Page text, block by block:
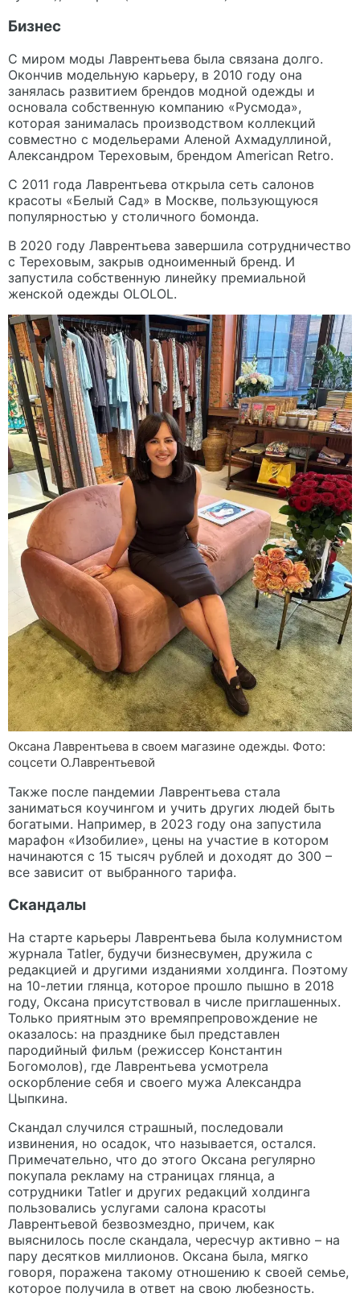
Бизнес
С миром моды Лаврентьева была связана долго.
Окончив модельную карьеру, в 2010 году она
занялась развитием брендов модной одежды и
основала собственную компанию «Русмода»,
которая занималась производством коллекций
совместно с модельерами Аленой Ахмадуллиной,
Александром Тереховым, брендом American Retro.
С 2011 года Лаврентьева открыла сеть салонов
красоты «Белый Сад» в Москве, пользующуюся
популярностью у столичного бомонда.
В 2020 году Лаврентьева завершила сотрудничество
с Тереховым, закрыв одноименный бренд. И
запустила собственную линейку премиальной
женской одежды OLOLOL.
Оксана Лаврентьева в своем магазине одежды. Фото:
соцсети О.Лаврентьевой
Также после пандемии Лаврентьева стала
заниматься коучингом и учить других людей быть
богатыми. Например, в 2023 году она запустила
марафон «Изобилие», цены на участие в котором
начинаются с 15 тысяч рублей и доходят до 300 –
все зависит от выбранного тарифа.
Скандалы
На старте карьеры Лаврентьева была колумнистом
журнала Tatler, будучи бизнесвумен, дружила с
редакцией и другими изданиями холдинга. Поэтому
на 10-летии глянца, которое прошло пышно в 2018
году, Оксана присутствовал в числе приглашенных.
Только приятным это времяпрепровождение не
оказалось: на празднике был представлен
пародийный фильм (режиссер Константин
Богомолов), где Лаврентьева усмотрела
оскорбление себя и своего мужа Александра
Цыпкина.
Скандал случился страшный, последовали
извинения, но осадок, что называется, остался.
Примечательно, что до этого Оксана регулярно
покупала рекламу на страницах глянца, а
сотрудники Tatler и других редакций холдинга
пользовались услугами салона красоты
Лаврентьевой безвозмездно, причем, как
выяснилось после скандала, чересчур активно – на
пару десятков миллионов. Оксана была, мягко
говоря, поражена такому отношению к своей семье,
которое получила в ответ на свою любезность.